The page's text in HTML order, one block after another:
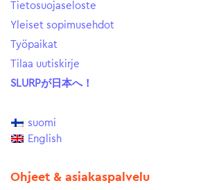
Tietosuojaseloste
Yleiset sopimusehdot
Työpaikat
Tilaa uutiskirje
SLURPが日本へ！
suomi
English
Ohjeet & asiakaspalvelu